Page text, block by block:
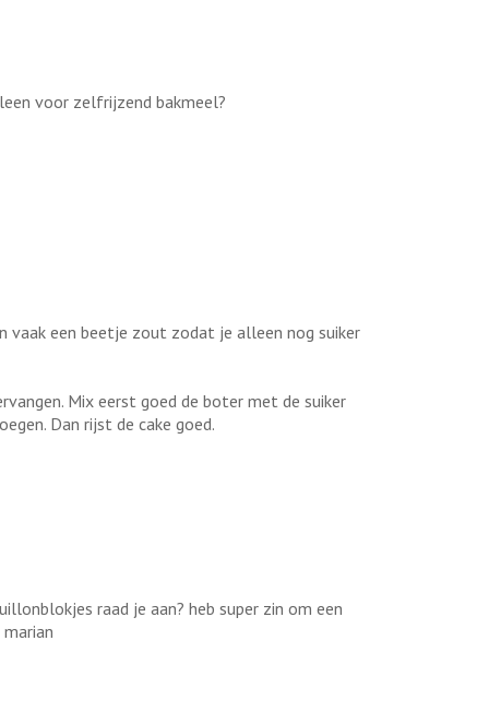
voor zelfrijzend bakmeel?
vaak een beetje zout zodat je alleen nog suiker
Mix eerst goed de boter met de suiker
Dan rijst de cake goed.
raad je aan? heb super zin om een